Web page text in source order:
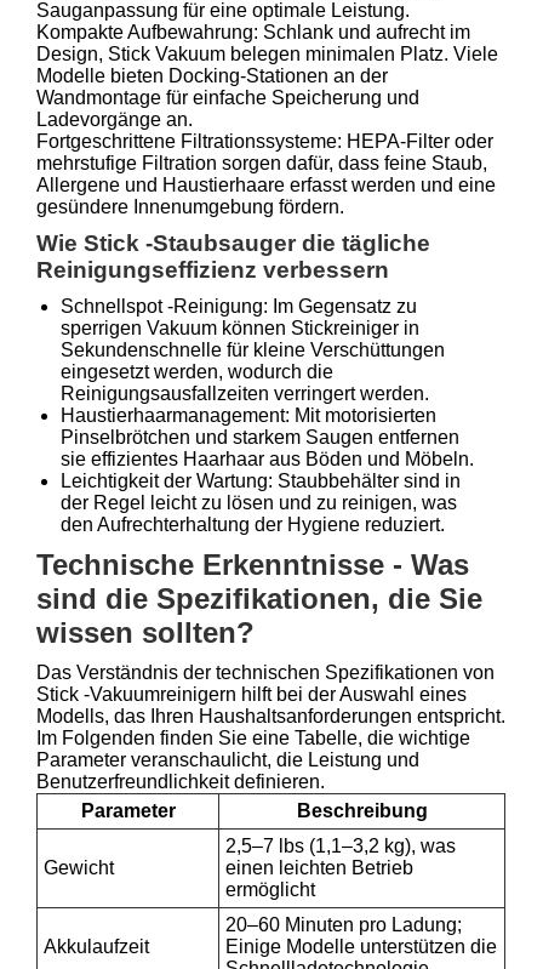
Sauganpassung für eine optimale Leistung.
Kompakte Aufbewahrung: Schlank und aufrecht im
Design, Stick Vakuum belegen minimalen Platz. Viele
Modelle bieten Docking-Stationen an der
Wandmontage für einfache Speicherung und
Ladevorgänge an.
Fortgeschrittene Filtrationssysteme: HEPA-Filter oder
mehrstufige Filtration sorgen dafür, dass feine Staub,
Allergene und Haustierhaare erfasst werden und eine
gesündere Innenumgebung fördern.
Wie Stick -Staubsauger die tägliche
Reinigungseffizienz verbessern
Schnellspot -Reinigung: Im Gegensatz zu
sperrigen Vakuum können Stickreiniger in
Sekundenschnelle für kleine Verschüttungen
eingesetzt werden, wodurch die
Reinigungsausfallzeiten verringert werden.
Haustierhaarmanagement: Mit motorisierten
Pinselbrötchen und starkem Saugen entfernen
sie effizientes Haarhaar aus Böden und Möbeln.
Leichtigkeit der Wartung: Staubbehälter sind in
der Regel leicht zu lösen und zu reinigen, was
den Aufrechterhaltung der Hygiene reduziert.
Technische Erkenntnisse - Was
sind die Spezifikationen, die Sie
wissen sollten?
Das Verständnis der technischen Spezifikationen von
Stick -Vakuumreinigern hilft bei der Auswahl eines
Modells, das Ihren Haushaltsanforderungen entspricht.
Im Folgenden finden Sie eine Tabelle, die wichtige
Parameter veranschaulicht, die Leistung und
Benutzerfreundlichkeit definieren.
Parameter
Beschreibung
Gewicht
2,5–7 lbs (1,1–3,2 kg), was
einen leichten Betrieb
ermöglicht
Akkulaufzeit
20–60 Minuten pro Ladung;
Einige Modelle unterstützen die